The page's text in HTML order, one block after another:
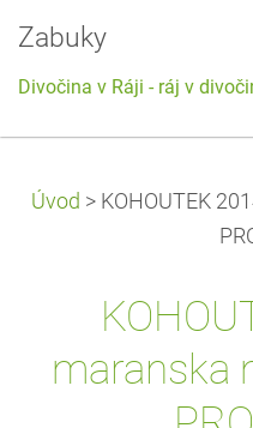
Zabuky
Divočina v Ráji - ráj v
Úvod > KOHOUTEK
maranska